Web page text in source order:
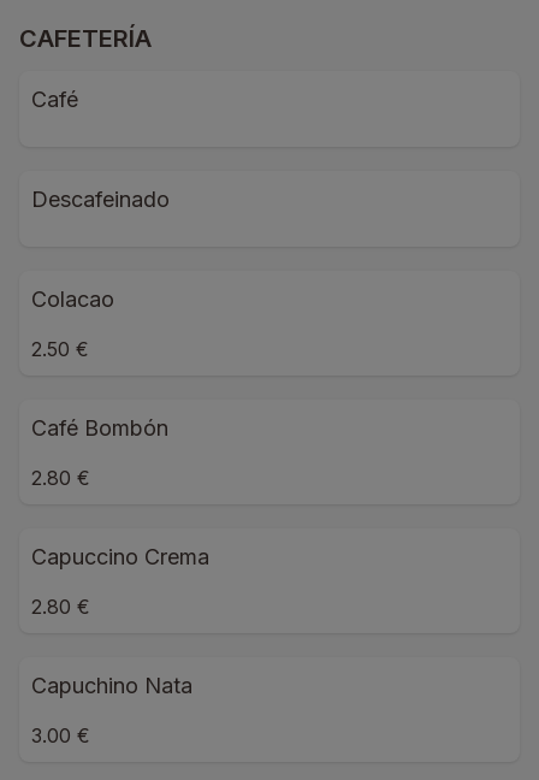
CAFETERÍA
Café
Descafeinado
Colacao
2.50 €
Café Bombón
2.80 €
Capuccino Crema
2.80 €
Capuchino Nata
3.00 €